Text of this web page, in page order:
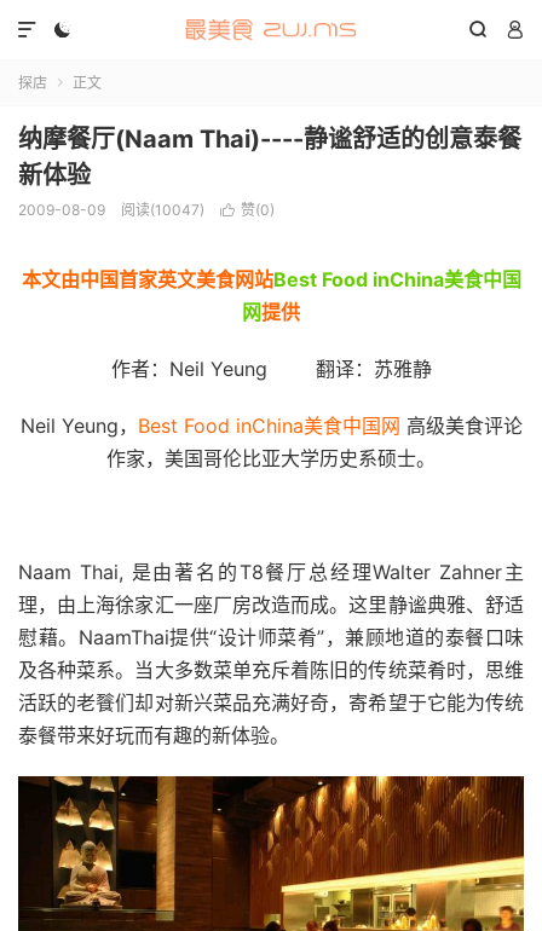
  

探店  正文
纳摩餐厅(Naam Thai)----静谧舒适的创意泰餐
新体验
2009-08-09 阅读(10047)  赞(0)
本文由中国首家英文美食网站Best Food inChina美食中国
网提供
作者：Neil Yeung 翻译：苏雅静
Neil Yeung， Best Food inChina美食中国网 高级美食评论
作家，美国哥伦比亚大学历史系硕士。
Naam Thai, 是由著名的T8餐厅总经理Walter Zahner主
理，由上海徐家汇一座厂房改造而成。这里静谧典雅、舒适
慰藉。NaamThai提供“设计师菜肴”，兼顾地道的泰餐口味
及各种菜系。当大多数菜单充斥着陈旧的传统菜肴时，思维
活跃的老餮们却对新兴菜品充满好奇，寄希望于它能为传统
泰餐带来好玩而有趣的新体验。